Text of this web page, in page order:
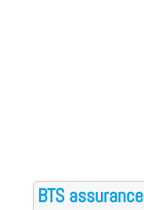
BTS assurance